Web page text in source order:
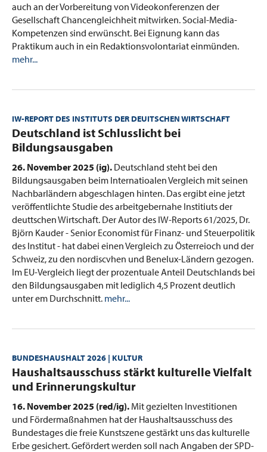
auch an der Vorbereitung von Videokonferenzen der
Gesellschaft Chancengleichheit mitwirken. Social-Media-
Kompetenzen sind erwünscht. Bei Eignung kann das
Praktikum auch in ein Redaktionsvolontariat einmünden.
mehr...
IW-REPORT DES INSTITUTS DER DEUITSCHEN WIRTSCHAFT
:Deutschland ist Schlusslicht bei
Bildungsausgaben
26. November 2025 (ig). Deutschland steht bei den
Bildungsausgaben beim Internatioalen Vergleich mit seinen
Nachbarländern abgeschlagen hinten. Das ergibt eine jetzt
veröffentlichte Studie des arbeitgebernahe Institiuts der
deuttschen Wirtschaft. Der Autor des IW-Reports 61/2025, Dr.
Björn Kauder - Senior Economist für Finanz- und Steuerpolitik
des Institut - hat dabei einen Vergleich zu Österreioch und der
Schweiz, zu den nordiscvhen und Benelux-Ländern gezogen.
Im EU-Vergleich liegt der prozentuale Anteil Deutschlands bei
den Bildungsausgaben mit lediglich 4,5 Prozent deutlich
unter em Durchschnitt. mehr...
BUNDESHAUSHALT 2026 | KULTUR
:Haushaltsausschuss stärkt kulturelle Vielfalt
und Erinnerungskultur
16. November 2025 (red/ig). Mit gezielten Investitionen
und Fördermaßnahmen hat der Haushaltsausschuss des
Bundestages die freie Kunstszene gestärkt uns das kulturelle
Erbe gesichert. Gefördert werden soll nach Angaben der SPD-